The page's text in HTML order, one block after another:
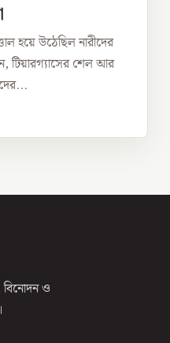
হয়ে উঠেছিল নারীদের
টিয়ারগ্যাসের শেল আর
বিনোদন ও